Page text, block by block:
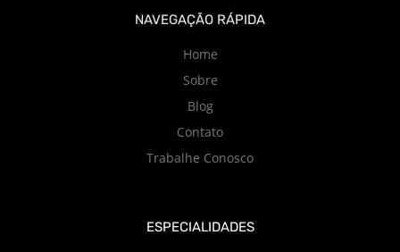
NAVEGAÇÃO RÁPIDA
Home
Sobre
Blog
Contato
Trabalhe Conosco
ESPECIALIDADES